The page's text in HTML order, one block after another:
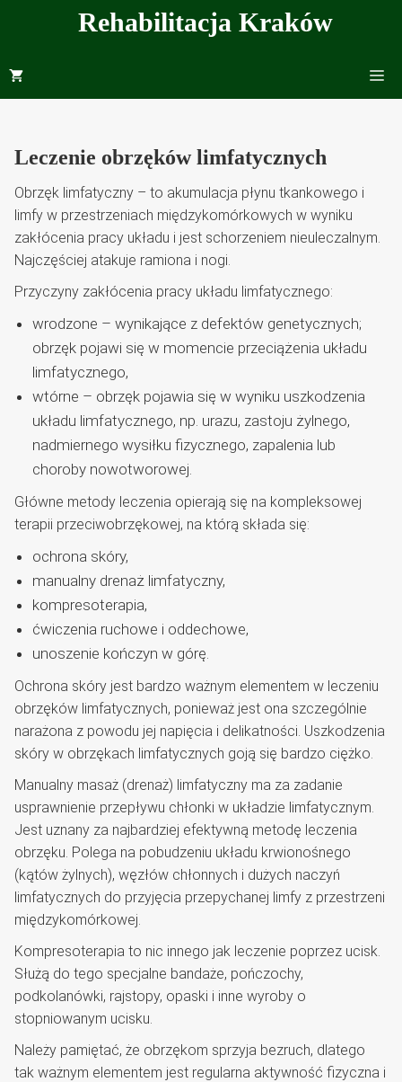
Rehabilitacja Kraków
Leczenie obrzęków limfatycznych
Obrzęk limfatyczny – to akumulacja płynu tkankowego i
limfy w przestrzeniach międzykomórkowych w wyniku
zakłócenia pracy układu i jest schorzeniem nieuleczalnym.
Najczęściej atakuje ramiona i nogi.
Przyczyny zakłócenia pracy układu limfatycznego:
wrodzone – wynikające z defektów genetycznych;
obrzęk pojawi się w momencie przeciążenia układu
limfatycznego,
wtórne – obrzęk pojawia się w wyniku uszkodzenia
układu limfatycznego, np. urazu, zastoju żylnego,
nadmiernego wysiłku fizycznego, zapalenia lub
choroby nowotworowej.
Główne metody leczenia opierają się na kompleksowej
terapii przeciwobrzękowej, na którą składa się:
ochrona skóry,
manualny drenaż limfatyczny,
kompresoterapia,
ćwiczenia ruchowe i oddechowe,
unoszenie kończyn w górę.
Ochrona skóry jest bardzo ważnym elementem w leczeniu
obrzęków limfatycznych, ponieważ jest ona szczególnie
narażona z powodu jej napięcia i delikatności. Uszkodzenia
skóry w obrzękach limfatycznych goją się bardzo ciężko.
Manualny masaż (drenaż) limfatyczny ma za zadanie
usprawnienie przepływu chłonki w układzie limfatycznym.
Jest uznany za najbardziej efektywną metodę leczenia
obrzęku. Polega na pobudzeniu układu krwionośnego
(kątów żylnych), węzłów chłonnych i dużych naczyń
limfatycznych do przyjęcia przepychanej limfy z przestrzeni
międzykomórkowej.
Kompresoterapia to nic innego jak leczenie poprzez ucisk.
Służą do tego specjalne bandaże, pończochy,
podkolanówki, rajstopy, opaski i inne wyroby o
stopniowanym ucisku.
Należy pamiętać, że obrzękom sprzyja bezruch, dlatego
tak ważnym elementem jest regularna aktywność fizyczna i